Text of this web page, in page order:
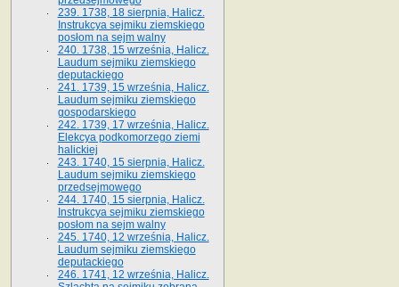
239. 1738, 18 sierpnia, Halicz.
Instrukcya sejmiku ziemskiego
posłom na sejm walny
240. 1738, 15 września, Halicz.
Laudum sejmiku ziemskiego
deputackiego
241. 1739, 15 września, Halicz.
Laudum sejmiku ziemskiego
gospodarskiego
242. 1739, 17 września, Halicz.
Elekcya podkomorzego ziemi
halickiej
243. 1740, 15 sierpnia, Halicz.
Laudum sejmiku ziemskiego
przedsejmowego
244. 1740, 15 sierpnia, Halicz.
Instrukcya sejmiku ziemskiego
posłom na sejm walny
245. 1740, 12 września, Halicz.
Laudum sejmiku ziemskiego
deputackiego
246. 1741, 12 września, Halicz.